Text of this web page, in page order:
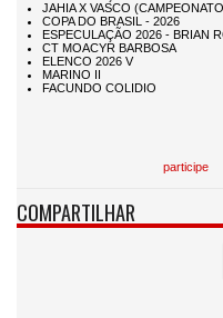
participe
COMPARTILHAR